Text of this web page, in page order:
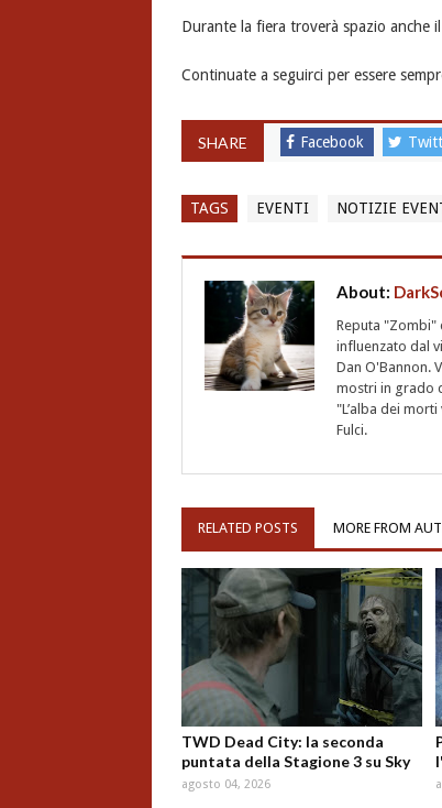
Durante la fiera troverà spazio anche
Continuate a seguirci per essere
SHARE Facebook
TAGS EVENTI NOTIZIE
About:
Reputa "Zombi"
influenzato dal
Dan O'Bannon.
mostri in grado
"L’alba dei
Fulci.
RELATED POSTS MORE FROM
TWD Dead City: la seconda
puntata della Stagione 3 su Sky
agosto 04, 2026